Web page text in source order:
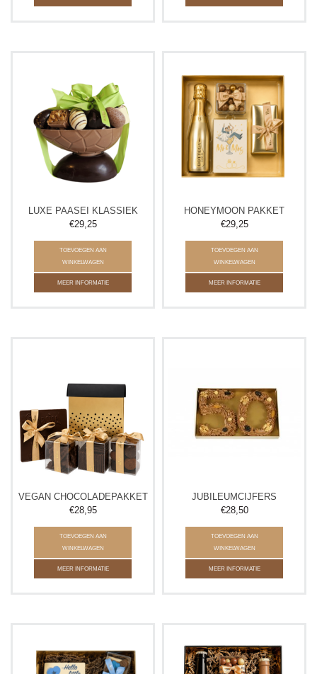
LUXE PAASEI KLASSIEK
€29,25
TOEVOEGEN AAN
WINKELWAGEN
MEER INFORMATIE
HONEYMOON PAKKET
€29,25
TOEVOEGEN AAN
WINKELWAGEN
MEER INFORMATIE
VEGAN CHOCOLADEPAKKET
€28,95
TOEVOEGEN AAN
WINKELWAGEN
MEER INFORMATIE
JUBILEUMCIJFERS
€28,50
TOEVOEGEN AAN
WINKELWAGEN
MEER INFORMATIE